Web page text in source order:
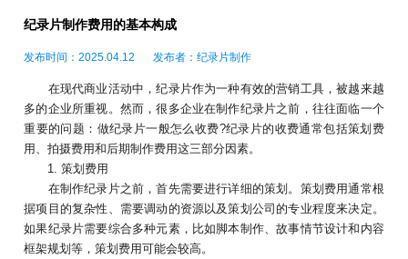
纪录片制作费用的基本构成
发布时间：2025.04.12 发布者：纪录片制作
在现代商业活动中，纪录片作为一种有效的营销工具，被越来越
多的企业所重视。然而，很多企业在制作纪录片之前，往往面临一个
重要的问题：做纪录片一般怎么收费?纪录片的收费通常包括策划费
用、拍摄费用和后期制作费用这三部分因素。
1. 策划费用
在制作纪录片之前，首先需要进行详细的策划。策划费用通常根
据项目的复杂性、需要调动的资源以及策划公司的专业程度来决定。
如果纪录片需要综合多种元素，比如脚本制作、故事情节设计和内容
框架规划等，策划费用可能会较高。